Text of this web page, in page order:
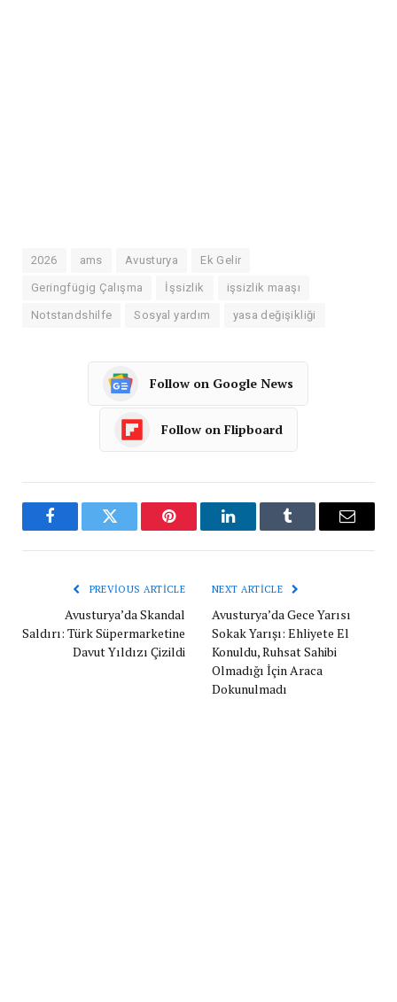
2026 ams Avusturya Ek Gelir
Geringfügig Çalışma İşsizlik işsizlik maaşı
Notstandshilfe Sosyal yardım yasa değişikliği
Follow on Google News
Follow on Flipboard
FacebookTwitter Pinterest LinkedInTumblr Email
PREVIOUS ARTICLE
Avusturya’da Skandal
Saldırı: Türk Süpermarketine
Davut Yıldızı Çizildi
NEXT ARTICLE
Avusturya’da Gece Yarısı
Sokak Yarışı: Ehliyete El
Konuldu, Ruhsat Sahibi
Olmadığı İçin Araca
Dokunulmadı